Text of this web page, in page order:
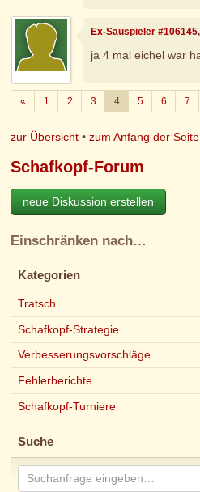
Ex-Sauspieler #106145
ja 4 mal eichel war
«Zurück
1 2 3 4 5 6 7
zur Übersicht •zum Anfang der Seite
Schafkopf-Forum
neue Diskussion erstellen
Einschränken nach…
Kategorien
Tratsch
Schafkopf-Strategie
Verbesserungsvorschläge
Fehlerberichte
Schafkopf-Turniere
Suche